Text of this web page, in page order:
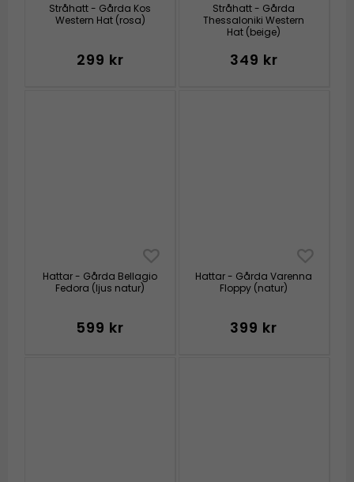
Stråhatt - Gårda Kos
Western Hat (rosa)
299 kr
Stråhatt - Gårda
Thessaloniki Western
Hat (beige)
349 kr
Hattar - Gårda Bellagio
Fedora (ljus natur)
599 kr
Hattar - Gårda Varenna
Floppy (natur)
399 kr